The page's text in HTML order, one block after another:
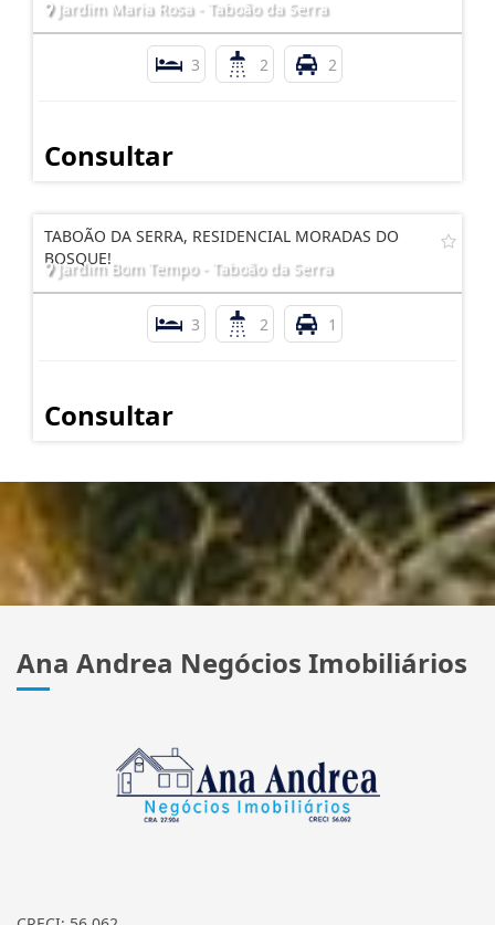
Jardim Maria Rosa - Taboão da Serra
3 2 2
Consultar
TABOÃO DA SERRA, RESIDENCIAL MORADAS DO
BOSQUE!
Jardim Bom Tempo - Taboão da Serra
3 2 1
Consultar
Ana Andrea Negócios Imobiliários